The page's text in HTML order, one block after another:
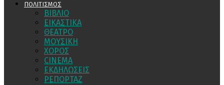
ΠΟΛΙΤΙΣΜΟΣ
ΒΙΒΛΙΟ
ΕΙΚΑΣΤΙΚΑ
ΘΕΑΤΡΟ
ΜΟΥΣΙΚΗ
ΧΟΡΟΣ
CINEMA
ΕΚΔΗΛΩΣΕΙΣ
ΡΕΠΟΡΤΑΖ